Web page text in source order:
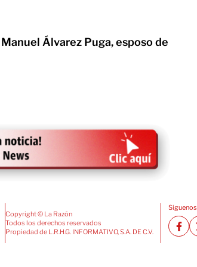
Álvarez Puga, esposo de
Copyright © La Razón
Todos los derechos reservados
Propiedad de L.R.H.G. INFORMATIVO, S.A. DE C.V.